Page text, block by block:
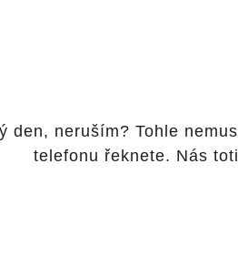
den, neruším? Tohle
telefonu řeknete. Nás